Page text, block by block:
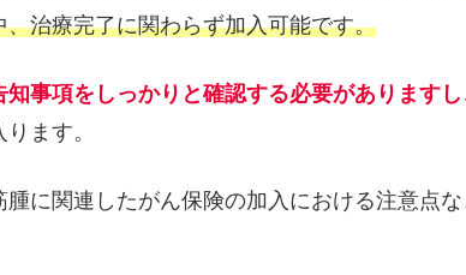
治療完了に関わらず加入可能です。
知事項をしっかりと確認する必要があります
ります。
腫に関連したがん保険の加入における注意点